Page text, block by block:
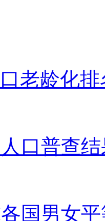
老龄化
口普查
国男女